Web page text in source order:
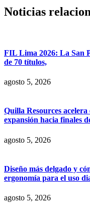
Noticias
FIL Lima 2026: La San
de 70 títulos,
agosto 5, 2026
Quilla Resources
expansión hacia finales
agosto 5, 2026
Diseño más delgado y
ergonomía para el uso
agosto 5, 2026